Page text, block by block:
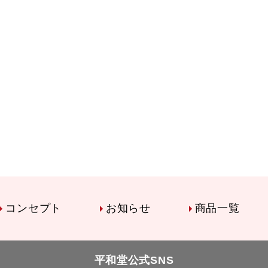
コンセプト お知らせ 商品一覧
平和堂公式SNS